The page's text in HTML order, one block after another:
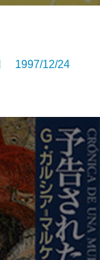
1997/12/24